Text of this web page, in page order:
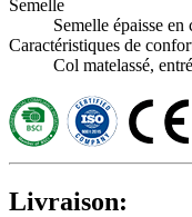
Semelle
Semelle épaisse
Caractéristiques de
Col matelassé,
Livraison: